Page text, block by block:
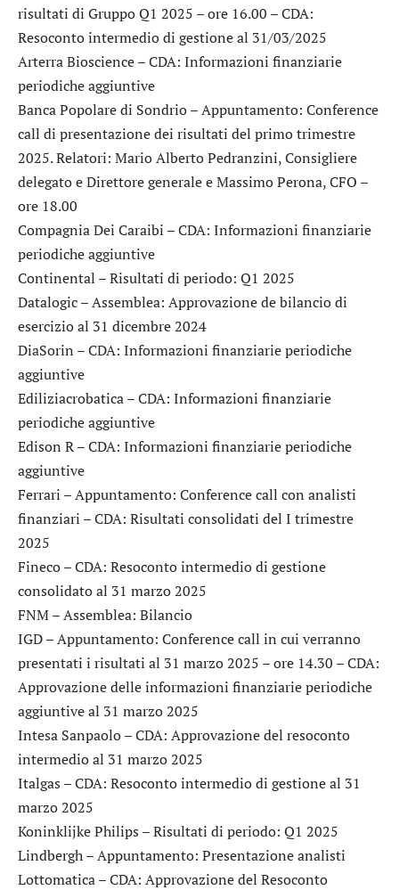
risultati di Gruppo Q1 2025 – ore 16.00 – CDA:
Resoconto intermedio di gestione al 31/03/2025
Arterra Bioscience– CDA: Informazioni finanziarie
periodiche aggiuntive
Banca Popolare di Sondrio– Appuntamento: Conference
call di presentazione dei risultati del primo trimestre
2025. Relatori: Mario Alberto Pedranzini, Consigliere
delegato e Direttore generale e Massimo Perona, CFO –
ore 18.00
Compagnia Dei Caraibi – CDA: Informazioni finanziarie
periodiche aggiuntive
Continental – Risultati di periodo: Q1 2025
Datalogic– Assemblea: Approvazione de bilancio di
esercizio al 31 dicembre 2024
DiaSorin – CDA: Informazioni finanziarie periodiche
aggiuntive
Ediliziacrobatica– CDA: Informazioni finanziarie
periodiche aggiuntive
Edison R– CDA: Informazioni finanziarie periodiche
aggiuntive
Ferrari – Appuntamento: Conference call con analisti
finanziari – CDA: Risultati consolidati del I trimestre
2025
Fineco– CDA: Resoconto intermedio di gestione
consolidato al 31 marzo 2025
FNM– Assemblea: Bilancio
IGD– Appuntamento: Conference call in cui verranno
presentati i risultati al 31 marzo 2025 – ore 14.30 – CDA:
Approvazione delle informazioni finanziarie periodiche
aggiuntive al 31 marzo 2025
Intesa Sanpaolo– CDA: Approvazione del resoconto
intermedio al 31 marzo 2025
Italgas – CDA: Resoconto intermedio di gestione al 31
marzo 2025
Koninklijke Philips – Risultati di periodo: Q1 2025
Lindbergh– Appuntamento: Presentazione analisti
Lottomatica– CDA: Approvazione del Resoconto